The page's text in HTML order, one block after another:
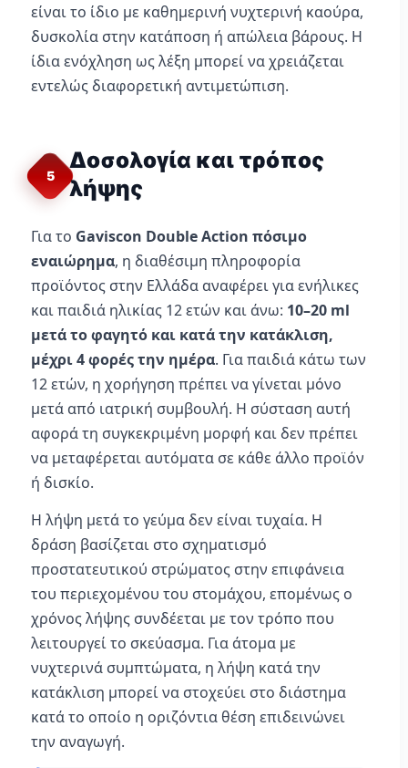
είναι το ίδιο με καθημερινή νυχτερινή καούρα,
δυσκολία στην κατάποση ή απώλεια βάρους. Η
ίδια ενόχληση ως λέξη μπορεί να χρειάζεται
εντελώς διαφορετική αντιμετώπιση.
5
Δοσολογία και τρόπος
λήψης
Για το Gaviscon Double Action πόσιμο
εναιώρημα, η διαθέσιμη πληροφορία
προϊόντος στην Ελλάδα αναφέρει για ενήλικες
και παιδιά ηλικίας 12 ετών και άνω: 10–20 ml
μετά το φαγητό και κατά την κατάκλιση,
μέχρι 4 φορές την ημέρα. Για παιδιά κάτω των
12 ετών, η χορήγηση πρέπει να γίνεται μόνο
μετά από ιατρική συμβουλή. Η σύσταση αυτή
αφορά τη συγκεκριμένη μορφή και δεν πρέπει
να μεταφέρεται αυτόματα σε κάθε άλλο προϊόν
ή δισκίο.
Η λήψη μετά το γεύμα δεν είναι τυχαία. Η
δράση βασίζεται στο σχηματισμό
προστατευτικού στρώματος στην επιφάνεια
του περιεχομένου του στομάχου, επομένως ο
χρόνος λήψης συνδέεται με τον τρόπο που
λειτουργεί το σκεύασμα. Για άτομα με
νυχτερινά συμπτώματα, η λήψη κατά την
κατάκλιση μπορεί να στοχεύει στο διάστημα
κατά το οποίο η οριζόντια θέση επιδεινώνει
την αναγωγή.